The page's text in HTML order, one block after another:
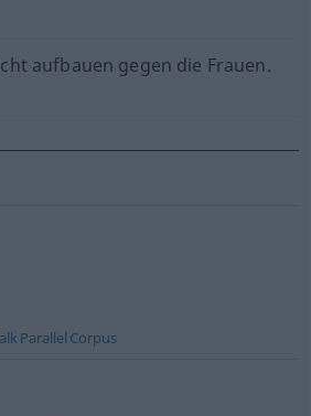
aufbauen gegen die Frauen.
Parallel Corpus